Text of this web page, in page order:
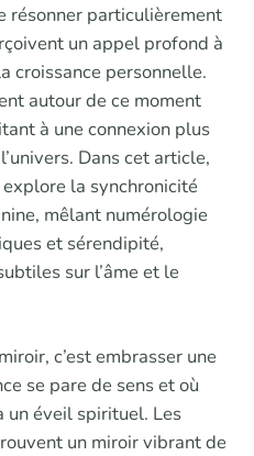
résonner particulièrement
un appel profond à
croissance personnelle.
autour de ce moment
à une connexion plus
Dans cet article,
la synchronicité
mêlant numérologie
et sérendipité,
sur l’âme et le
c’est embrasser une
se pare de sens et où
un éveil spirituel. Les
un miroir vibrant de